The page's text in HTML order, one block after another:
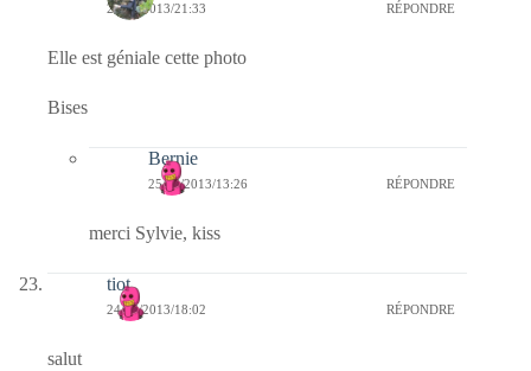
24/06/2013/21:33 RÉPONDRE
Elle est géniale cette photo
Bises
Bernie
25/06/2013/13:26 RÉPONDRE
merci Sylvie, kiss
tiot
24/06/2013/18:02 RÉPONDRE
salut